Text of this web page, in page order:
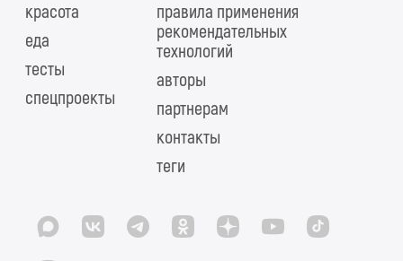
красота
еда
тесты
спецпроекты
правила применения
рекомендательных
технологий
авторы
партнерам
контакты
теги